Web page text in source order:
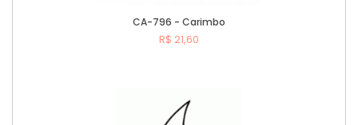
CA-796 - Carimbo
R$ 21,60